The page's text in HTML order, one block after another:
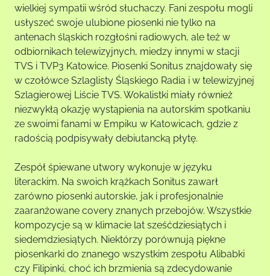
wielkiej sympatii wśród słuchaczy. Fani zespołu mogli
usłyszeć swoje ulubione piosenki nie tylko na
antenach śląskich rozgłośni radiowych, ale też w
odbiornikach telewizyjnych, miedzy innymi w stacji
TVS i TVP3 Katowice. Piosenki Sonitus znajdowały się
w czołówce Szlaglisty Śląskiego Radia i w telewizyjnej
Szlagierowej Liście TVS. Wokalistki miały również
niezwykłą okazję wystąpienia na autorskim spotkaniu
ze swoimi fanami w Empiku w Katowicach, gdzie z
radością podpisywały debiutancką płytę.
Zespół śpiewane utwory wykonuje w języku
literackim. Na swoich krążkach Sonitus zawarł
zarówno piosenki autorskie, jak i profesjonalnie
zaaranżowane covery znanych przebojów. Wszystkie
kompozycje są w klimacie lat sześćdziesiątych i
siedemdziesiątych. Niektórzy porównują piękne
piosenkarki do znanego wszystkim zespołu Alibabki
czy Filipinki, choć ich brzmienia są zdecydowanie